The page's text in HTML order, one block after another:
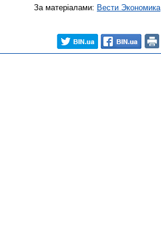
За матеріалами: Вести Экономика